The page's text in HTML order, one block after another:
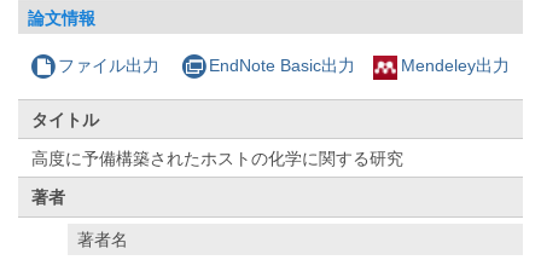
論文情報
ファイル出力 EndNote Basic出力 Mendeley出力
タイトル
高度に予備構築されたホストの化学に関する研究
著者
著者名